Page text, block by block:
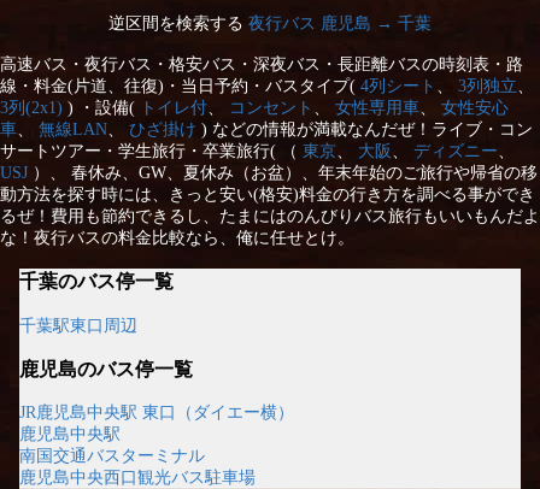
逆区間を検索する 夜行バス 鹿児島 → 千葉
高速バス・夜行バス・格安バス・深夜バス・長距離バスの時刻表・路
線・料金(片道、往復)・当日予約・バスタイプ( 4列シート 3列独立
3列(2x1) ) ・設備( トイレ付 コンセント 女性専用車
女性安心
車
無線LAN ひざ掛け ) などの情報が満載なんだぜ！ライブ・コン
サートツアー・学生旅行・卒業旅行( （ 東京 大阪 ディズニー
USJ ）、 春休み、GW、夏休み（お盆）、年末年始のご旅行や帰省の移
動方法を探す時には、きっと安い(格安)料金の行き方を調べる事ができ
るぜ！費用も節約できるし、たまにはのんびりバス旅行もいいもんだよ
な！夜行バスの料金比較なら、俺に任せとけ。
千葉のバス停一覧
千葉駅東口周辺
鹿児島のバス停一覧
JR鹿児島中央駅 東口（ダイエー横）
鹿児島中央駅
南国交通バスターミナル
鹿児島中央西口観光バス駐車場